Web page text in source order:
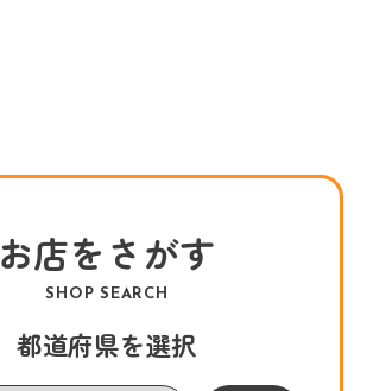
お店をさがす
SHOP SEARCH
都道府県を選択